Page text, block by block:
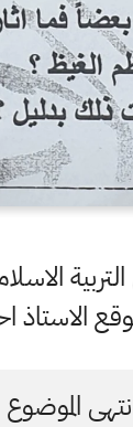
التربية